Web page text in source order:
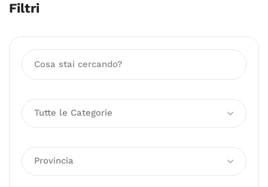
Filtri
Tutte le Categorie
Provincia